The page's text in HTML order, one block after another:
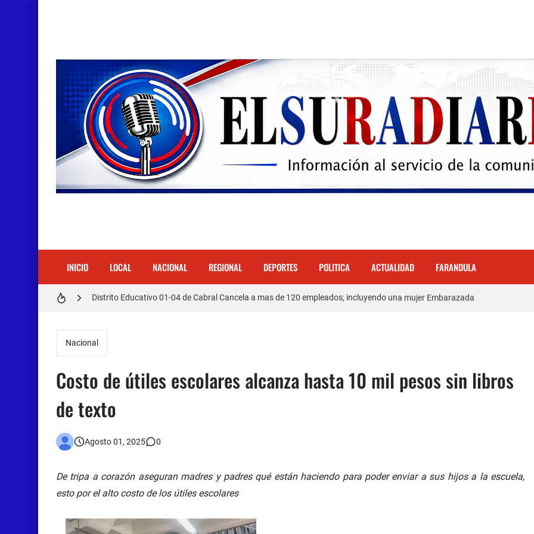
INICIO LOCAL NACIONAL REGIONAL DEPORTES POLITICA ACTUALIDAD FARANDULA
Doctora Magandys Cuevas maltrata pacientes en el Hospital de Cabral.
Detienen policía con presunta cocaína en Barahona
Distrito Educativo 01-04 de Cabral Cancela a mas de 120 empleados; incluyendo una mujer Embarazada
En Cabral apresan a Trillao y Ki tienen en zozobra con los robos a la población
Otro muerto en el Municipio de Cabral por Accidente de Tránsito
Asaltantes hieren de bala joven Cabraleño en la carretera Cabral – Barahona
Nacional
Costo de útiles escolares alcanza hasta 10 mil pesos sin libros
de texto
Agosto 01, 2025 0
De tripa a corazón aseguran madres y padres qué están haciendo para poder enviar a sus hijos a la escuela,
esto por el alto costo de los útiles escolares